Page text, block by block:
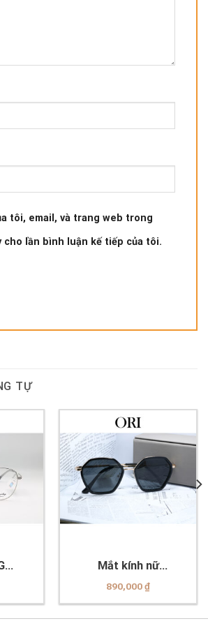
tôi, email, và trang web trong
cho lần bình luận kế tiếp của tôi.
TỰ
Mắt kính nữ
JUBILANT
TR1762_56_C1
890,000₫